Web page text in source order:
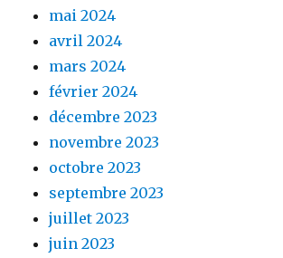
mai 2024
avril 2024
mars 2024
février 2024
décembre 2023
novembre 2023
octobre 2023
septembre 2023
juillet 2023
juin 2023